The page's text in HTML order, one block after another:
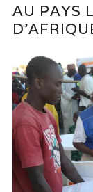
AU PAYS